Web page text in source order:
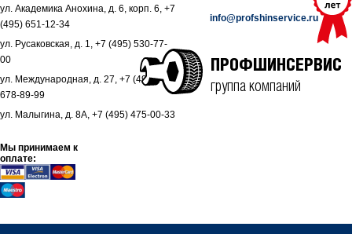
ул. Академика Анохина, д. 6, корп. 6, +7
(495) 651-12-34
ул. Русаковская, д. 1, +7 (495) 530-77-
00
ул. Международная, д. 27, +7 (495)
678-89-99
ул. Малыгина, д. 8А, +7 (495) 475-00-33
Мы принимаем к
оплате:
info@profshinservice.ru
ПРОФШИНСЕРВИС
группа компаний